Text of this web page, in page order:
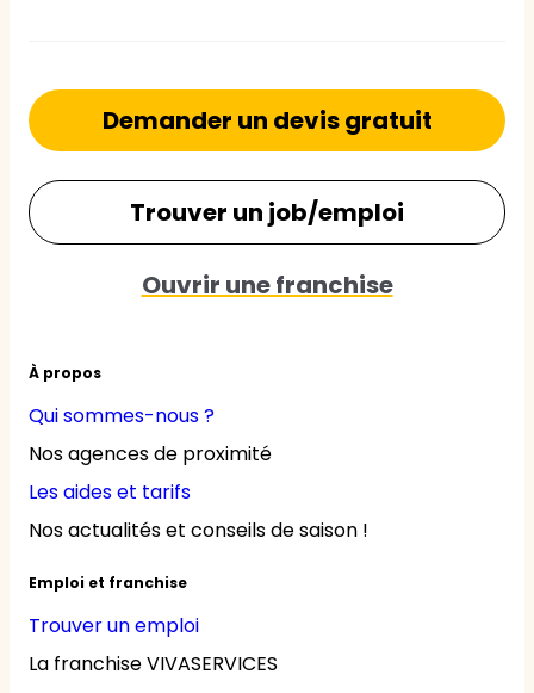
À propos
Qui sommes-nous ?
Nos agences de proximité
Les aides et tarifs
Nos actualités et conseils de saison !
Emploi et franchise
Trouver un emploi
La franchise VIVASERVICES
Demander un devis gratuit
Trouver un job/emploi
Ouvrir une franchise